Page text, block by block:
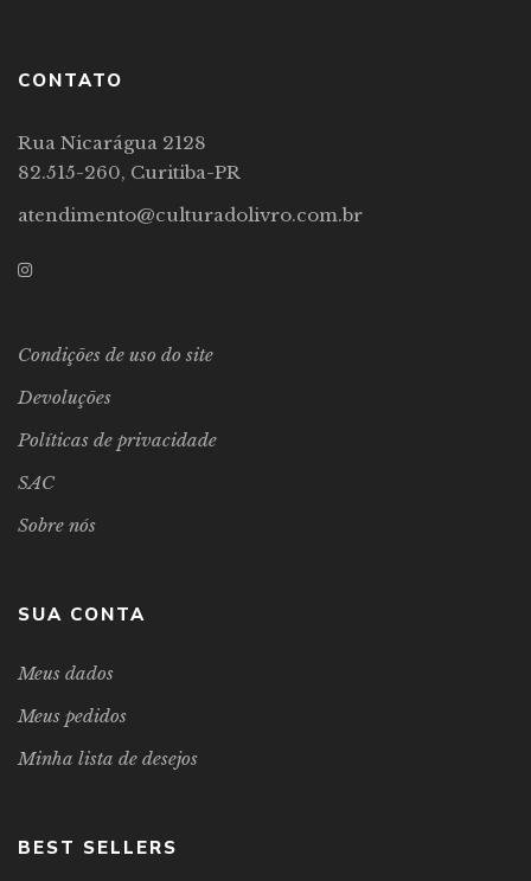
CONTATO
Rua Nicarágua 2128
82.515-260, Curitiba-PR
atendimento@culturadolivro.com.br
Condições de uso do site
Devoluções
Políticas de privacidade
SAC
Sobre nós
SUA CONTA
Meus dados
Meus pedidos
Minha lista de desejos
BEST SELLERS